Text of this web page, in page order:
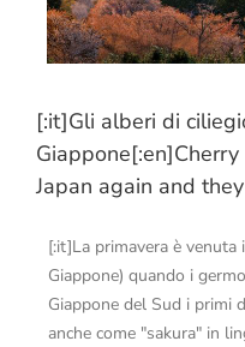
[:it]Gli alberi di
Japan again and
[:it]La primavera è
Giappone) quando i
Giappone del Sud i primi
anche come "sakura" in